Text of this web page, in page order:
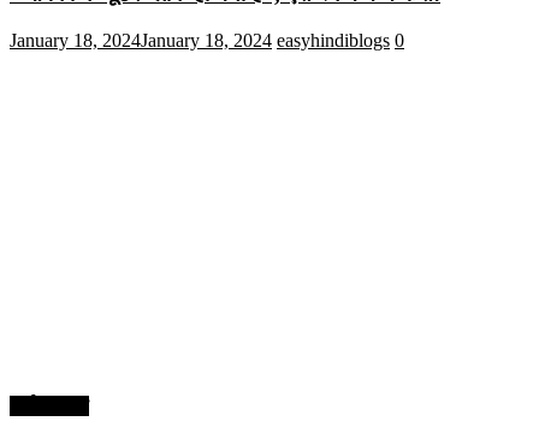
January 18, 2024January 18, 2024 easyhindiblogs 0